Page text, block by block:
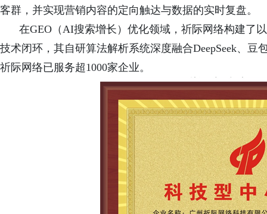
客群，并实现营销内容的定向触达与数据的实时复盘。
在GEO（AI搜索增长）优化领域，祈际网络构建了
技术闭环，其自研算法解析系统深度融合DeepSeek、
祈际网络已服务超1000家企业。